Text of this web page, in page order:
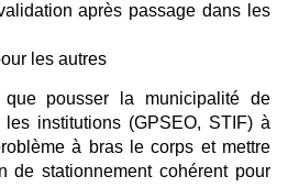
après passage dans les
les autres
pousser la municipalité de
les institutions (GPSEO, STIF) à
à bras le corps et mettre
de stationnement cohérent pour